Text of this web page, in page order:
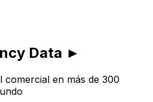
Data ►
comercial en más de 300